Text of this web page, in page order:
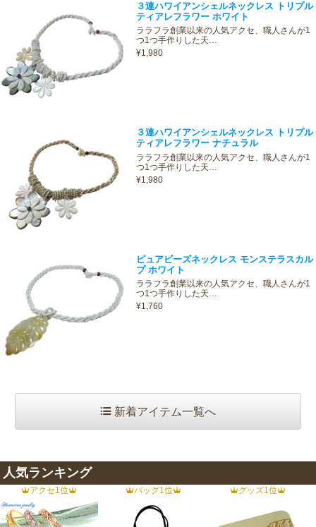
３連ハワイアンシェルネックレス トリプル
ティアレフラワー ホワイト
ララフラ創業以来の人気アクセ、職人さんが1
つ1つ手作りした天…
¥1,980
３連ハワイアンシェルネックレス トリプル
ティアレフラワー ナチュラル
ララフラ創業以来の人気アクセ、職人さんが1
つ1つ手作りした天…
¥1,980
ピュアビーズネックレス モンステラスカル
プ ホワイト
ララフラ創業以来の人気アクセ、職人さんが1
つ1つ手作りした天…
¥1,760
新着アイテム一覧へ
人気ランキング
アクセ1位 バッグ1位 グッズ1位